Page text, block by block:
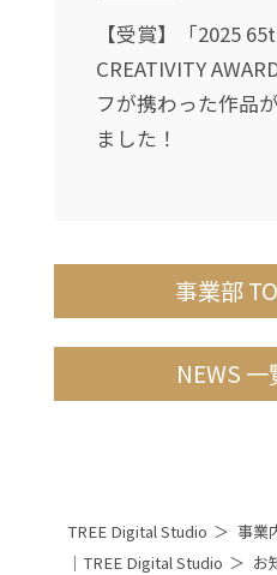
【受賞】「2025
CREATIVITY
フが携わった作品
ました！
事業部
NEWS
TREE Digital Studio 事業
｜TREE Digital Studio
お